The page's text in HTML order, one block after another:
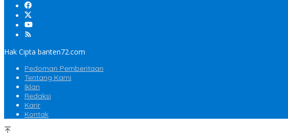
Hak Cipta banten72.com
Pedoman Pemberitaan
Tentang Kami
Iklan
Redaksi
Karir
Kontak